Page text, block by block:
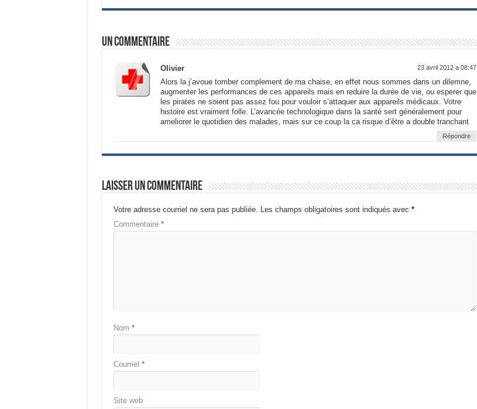
Un commentaire
Olivier 23 avril 2012 a 08:47
Alors la j’avoue tomber complement de ma chaise, en effet nous sommes dans un dilemne,
augmenter les performances de ces appareils mais en reduire la durée de vie, ou esperer que
les pirates ne soient pas assez fou pour vouloir s’attaquer aux appareils médicaux. Votre
histoire est vraiment folle. L’avancée technologique dans la santé sert généralement pour
ameliorer le quotidien des malades, mais sur ce coup la ca risque d’être a double tranchant
Répondre
Laisser un commentaire
Votre adresse courriel ne sera pas publiée. Les champs obligatoires sont indiqués avec *
Commentaire *
Nom *
Courriel *
Site web